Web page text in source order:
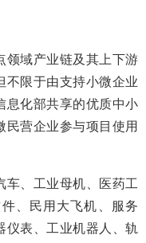
域产业链及其上下游
不限于由支持小微企业
息化部共享的优质中小
民营企业参与项目使用
、工业母机、医药工
、民用大飞机、服务
仪表、工业机器人、轨